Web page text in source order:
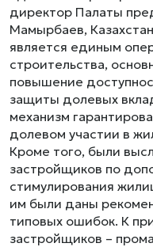
директор Палаты
Мамырбаев,
является единым
строительства,
повышение
защиты долевых
механизм
долевом участии в
Кроме того, были
застройщиков по
стимулирования
им были даны
типовых ошибок. К
застройщиков –